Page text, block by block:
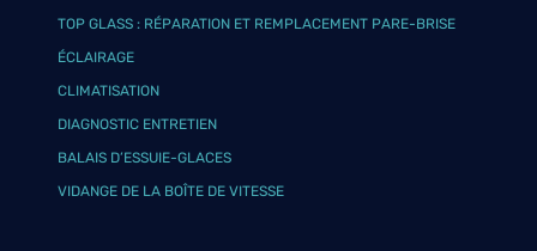
TOP GLASS : RÉPARATION ET REMPLACEMENT PARE-BRISE
ÉCLAIRAGE
CLIMATISATION
DIAGNOSTIC ENTRETIEN
BALAIS D’ESSUIE-GLACES
VIDANGE DE LA BOÎTE DE VITESSE